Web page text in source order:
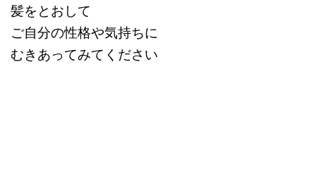
髪をとおして
ご自分の性格や気持ちに
むきあってみてください